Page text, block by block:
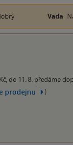
Vada
do 11. 8. předáme
prodejnu )